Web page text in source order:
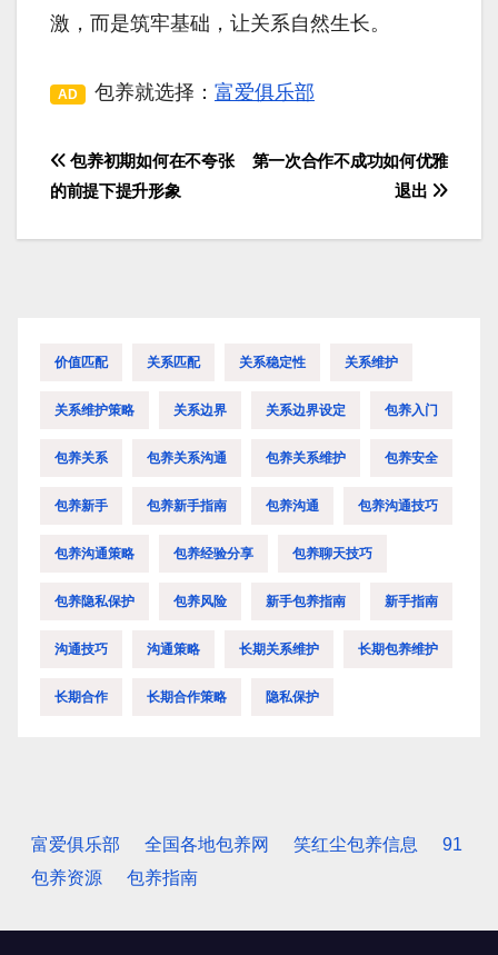
激，而是筑牢基础，让关系自然生长。
AD 包养就选择： 富爱俱乐部
文
导
第一次合作不成功如何优雅
退出
包养初期如何在不夸张
的前提下提升形象
价值匹配 关系匹配 关系稳定性 关系维护
关系维护策略 关系边界 关系边界设定 包养入门
包养关系 包养关系沟通 包养关系维护 包养安全
包养新手 包养新手指南 包养沟通 包养沟通技巧
包养沟通策略 包养经验分享 包养聊天技巧
包养隐私保护 包养风险 新手包养指南 新手指南
沟通技巧 沟通策略 长期关系维护 长期包养维护
长期合作 长期合作策略 隐私保护
富爱俱乐部 全国各地包养网 笑红尘包养信息
91
包养资源
包养指南